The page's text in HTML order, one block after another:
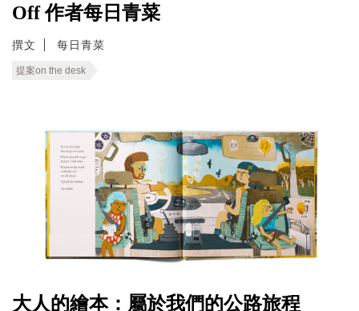
Off 作者每日青菜
撰文 每日青菜
提案on the desk
大人的繪本：屬於我們的公路旅程